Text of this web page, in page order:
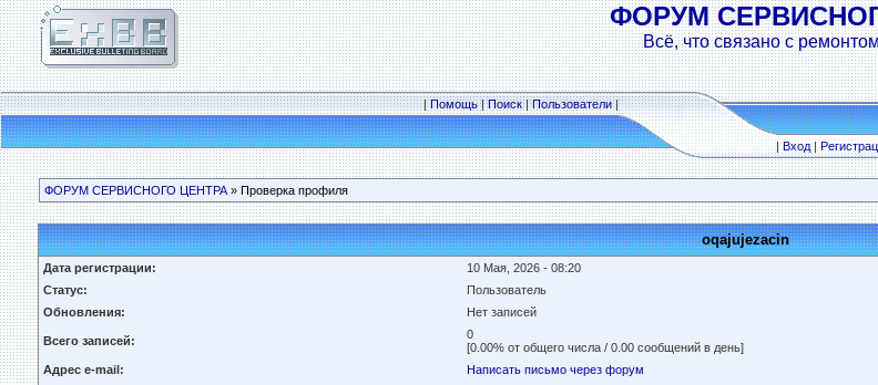
ФОРУМ
Всё, что связано с
|Помощь|Поиск|Пользователи|
|Вход|
ФОРУМ СЕРВИСНОГО ЦЕНТРА » Проверка профиля
oqajujezacin
Дата регистрации:
10 Мая, 2026 - 08:20
Статус:
Пользователь
Обновления:
Нет записей
Всего записей:
0
[0.00% от общего числа / 0.00 сообщений в день]
Адрес e-mail:
Написать письмо через форум